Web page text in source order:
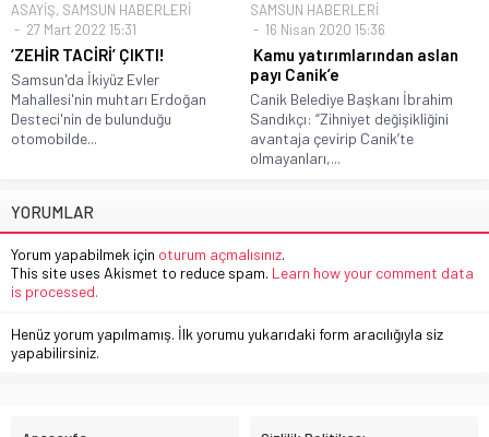
ASAYİŞ, SAMSUN HABERLERİ
27 Mart 2022 15:31
‘ZEHİR TACİRİ’ ÇIKTI!
Samsun'da İkiyüz Evler
Mahallesi'nin muhtarı Erdoğan
Desteci'nin de bulunduğu
otomobilde...
SAMSUN HABERLERİ
16 Nisan 2020 15:36
Kamu yatırımlarından aslan
payı Canik’e
Canik Belediye Başkanı İbrahim
Sandıkçı: “Zihniyet değişikliğini
avantaja çevirip Canik’te
olmayanları,...
YORUMLAR
Yorum yapabilmek için oturum açmalısınız.
This site uses Akismet to reduce spam. Learn how your comment data
is processed.
Henüz yorum yapılmamış. İlk yorumu yukarıdaki form aracılığıyla siz
yapabilirsiniz.